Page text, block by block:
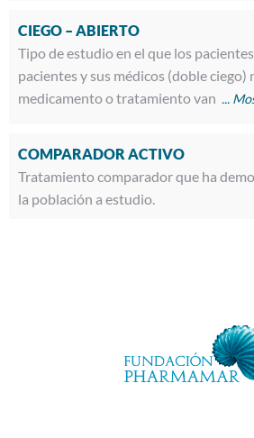
CIEGO – ABIERTO
Tipo de estudio en el que los
pacientes y sus médicos (doble ciego)
medicamento o tratamiento van
COMPARADOR ACTIVO
Tratamiento comparador que ha
la población a estudio.